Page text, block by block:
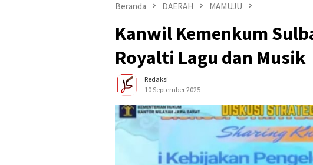
Beranda DAERAH MAMUJU
Kanwil Kemenkum
Royalti Lagu dan Musik
Redaksi
10 September 2025